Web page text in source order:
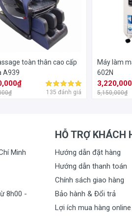
toàn thân cao cấp
A939
135 đánh giá
Máy làm
602N
5,150,000₫
Minh
8h00 -
HỖ TRỢ KHÁCH
Hướng dẫn đặt hàng
Hướng dẫn thanh toán
Chính sách giao hàng
Bảo hành & Đổi trả
Lợi ích mua hàng online